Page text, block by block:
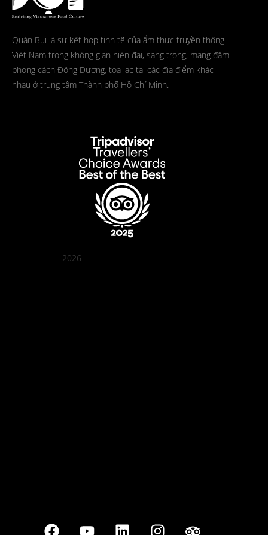
Quán Bụi là sự kết hợp tinh tế của ẩm thực truyền thống
Việt Nam trong không gian hiện đại, sang trọng, mang đậm
phong cách Đông Dương, tọa lạc tại các địa điểm khác
nhau ở trung tâm Thành phố Hồ Chí Minh.
2026